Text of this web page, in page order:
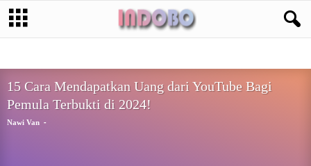
15 Cara Mendapatkan Uang dari YouTube Bagi
Pemula Terbukti di 2024!
Nawi Van -